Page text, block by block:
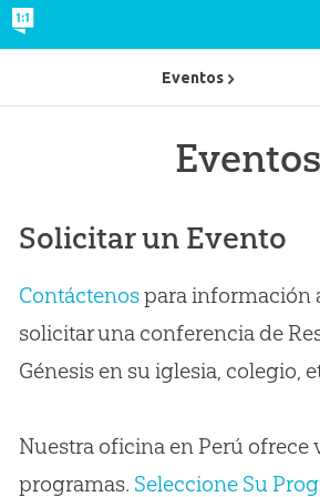
Eventos
Solicitar un Evento
Contáctenospara información
solicitar una conferencia de
Génesis en su iglesia, colegio,
Nuestra oficina en Perú ofrece
programas. Seleccione Su
Eventos